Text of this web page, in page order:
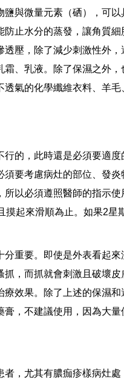
鹽與微量元素（硒），可
防止水分的蒸發，讓角質
壓，除了減少刺激性外
、乳液。
除了保濕之外
氣的化學纖維衣料、羊毛
的，此時還是必須要適
須要考慮病灶的部位、發
以必須遵照醫師的指示
起來滑順為止。如果2星
重要。即使是外表看起
抓，而抓就會刺激且破壞
效果。除了上述的保濕
，不建議使用，因為大
，尤其有膿痂疹樣病灶處